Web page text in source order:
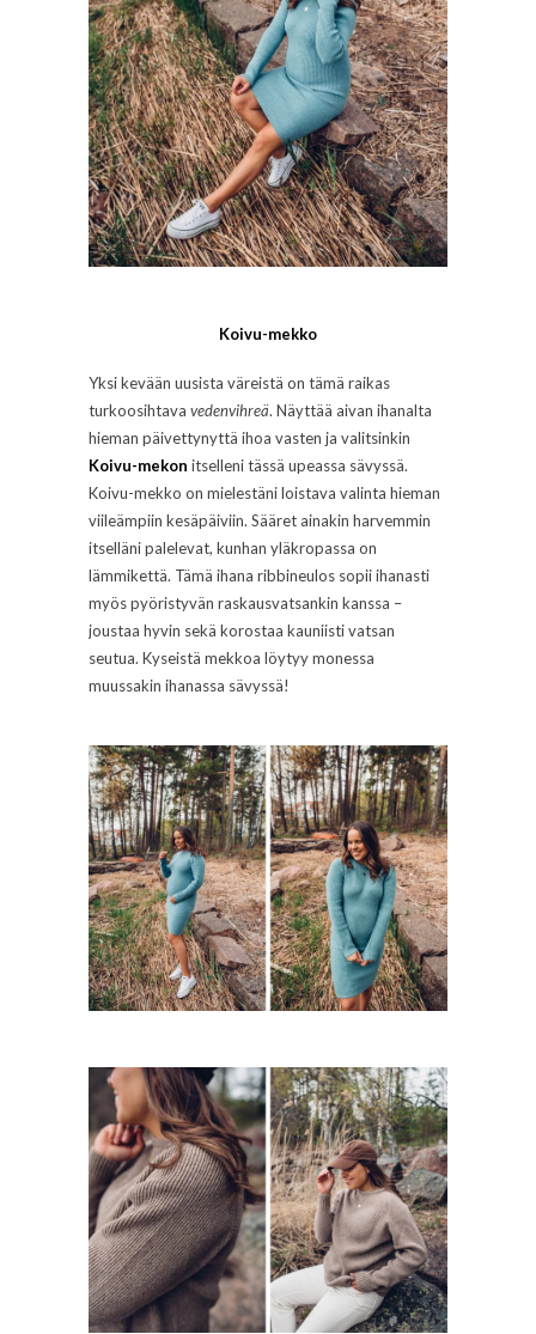
Koivu-mekko
Yksi kevään uusista väreistä on tämä raikas
turkoosihtava vedenvihreä. Näyttää aivan ihanalta
hieman päivettynyttä ihoa vasten ja valitsinkin
Koivu-mekon itselleni tässä upeassa sävyssä.
Koivu-mekko on mielestäni loistava valinta hieman
viileämpiin kesäpäiviin. Sääret ainakin harvemmin
itselläni palelevat, kunhan yläkropassa on
lämmikettä. Tämä ihana ribbineulos sopii ihanasti
myös pyöristyvän raskausvatsankin kanssa –
joustaa hyvin sekä korostaa kauniisti vatsan
seutua. Kyseistä mekkoa löytyy monessa
muussakin ihanassa sävyssä!